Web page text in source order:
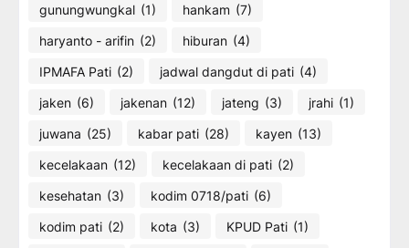
gunungwungkal (1) hankam (7)
haryanto - arifin (2) hiburan (4)
IPMAFA Pati (2) jadwal dangdut di pati (4)
jaken (6) jakenan (12) jateng (3) jrahi (1)
juwana (25) kabar pati (28) kayen (13)
kecelakaan (12) kecelakaan di pati (2)
kesehatan (3) kodim 0718/pati (6)
kodim pati (2) kota (3) KPUD Pati (1)